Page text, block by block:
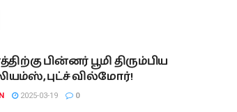
பின்னர் பூமி திரும்பிய
புட்ச் வில்மோர்!
2025-03-19 0